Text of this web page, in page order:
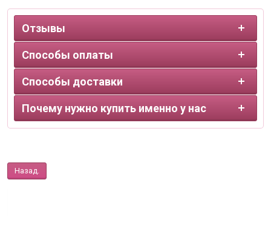
Отзывы
Способы оплаты
Способы доставки
Почему нужно купить именно у нас
Назад.